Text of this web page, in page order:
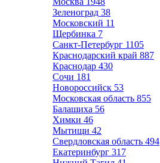
Зеленоград 38
Московский 11
Щербинка 7
Санкт-Петербург 1105
Краснодарский край 887
Краснодар 430
Сочи 181
Новороссийск 53
Московская область 855
Балашиха 56
Химки 46
Мытищи 42
Свердловская область 494
Екатеринбург 317